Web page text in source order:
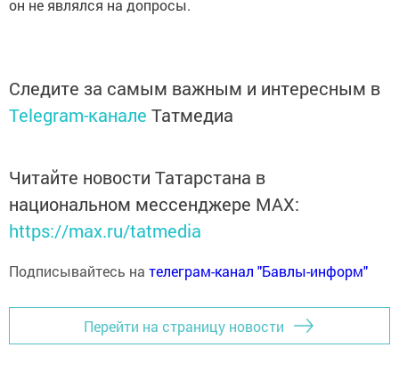
он не являлся на допросы.
Следите за самым важным и интересным в
Telegram-канале Татмедиа
Читайте новости Татарстана в
национальном мессенджере MАХ:
https://max.ru/tatmedia
Подписывайтесь на телеграм-канал "Бавлы-информ"
Перейти на страницу новости